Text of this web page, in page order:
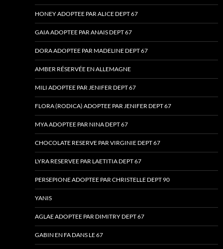
HONEY ADOPTEE PAR ALICE DEPT 67
GAIA ADOPTEE PAR ANAIS DEPT 67
DORA ADOPTEE PAR MADELINE DEPT 67
AMBER RÉSERVÉE EN ALLEMAGNE
MILI ADOPTEE PAR JENIFER DEPT 67
FLORA (RODICA) ADOPTEE PAR JENIFER DEPT 67
MYA ADOPTEE PAR NINA DEPT 67
CHOCOLATE RESERVE PAR VIRGINIE DEPT 67
LYRA RESERVEE PAR LAETITIA DEPT 67
PERSEPIONE ADOPTEE PAR CHRISTELLE DEPT 90
YANIS
AGLAE ADOPTEE PAR DIMITRY DEPT 67
GABIN EN FA DANS LE 67